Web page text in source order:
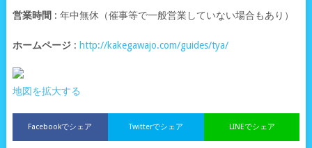
営業時間 : 年中無休（催事等で一般営業していない場合もあり）
ホームページ: http://kakegawajo.com/guides/tya/
地図を拡大する
Facebookでシェア LINEでシェア
Twitterでシェア